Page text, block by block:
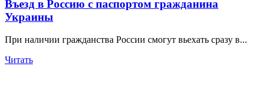
Въезд в Россию с паспортом гражданина
Украины
При наличии гражданства России смогут вьехать сразу в...
Читать